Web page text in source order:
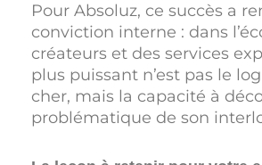
Pour Absoluz, ce succès a
conviction interne : dans
créateurs et des services
plus puissant n’est pas le
cher, mais la capacité à
problématique de son